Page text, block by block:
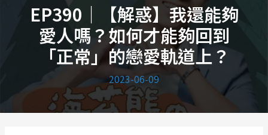
EP390｜【解惑】我還能夠
愛人嗎？如何才能夠回到
「正常」的戀愛軌道上？
2023-06-09